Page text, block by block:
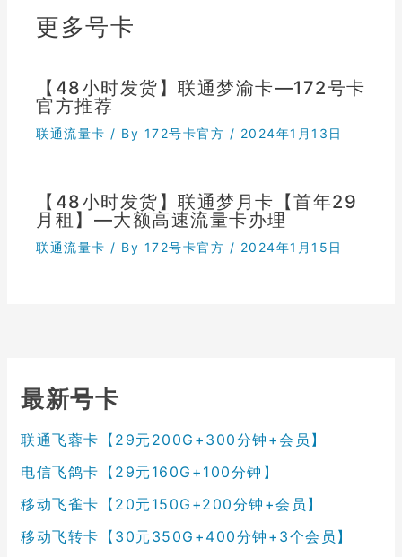
更多号卡
【48小时发货】联通梦渝卡—172号卡
官方推荐
联通流量卡 / By 172号卡官方 / 2024年1月13日
【48小时发货】联通梦月卡【首年29
月租】—大额高速流量卡办理
联通流量卡 / By 172号卡官方 / 2024年1月15日
最新号卡
联通飞蓉卡【29元200G+300分钟+会员】
电信飞鸽卡【29元160G+100分钟】
移动飞雀卡【20元150G+200分钟+会员】
移动飞转卡【30元350G+400分钟+3个会员】